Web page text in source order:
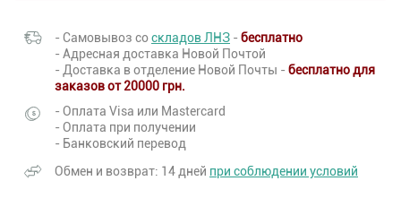
- Самовывоз соскладов ЛНЗ - бесплатно
- Адресная доставка Новой Почтой
- Доставка в отделение Новой Почты - бесплатно для
заказов от 20000 грн.
- Оплата Visa или Mastercard
- Оплата при получении
- Банковский перевод
Обмен и возврат: 14 дней при соблюдении условий